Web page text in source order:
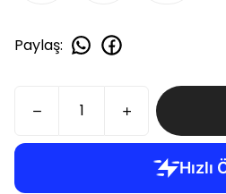
Paylaş: